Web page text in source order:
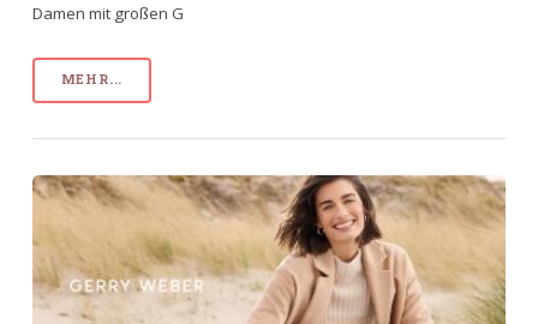
Damen mit großen G
MEHR...